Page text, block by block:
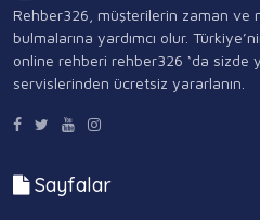
Rehber326, müşterilerin zaman ve
bulmalarına yardımcı olur.
online rehberi rehber326 ‘da sizde
servislerinden ücretsiz yararlanın.
Sayfalar